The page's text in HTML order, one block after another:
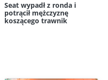
Seat wypadł z ronda i
potrącił mężczyznę
koszącego trawnik